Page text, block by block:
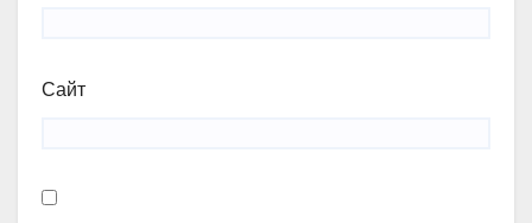
Сайт